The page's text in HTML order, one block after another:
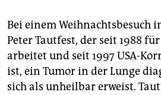
sport
berlin
nord
Bei einem Weihnachtsbesuch
Peter Tautfest, der seit 1988
arbeitet und seit 1997 USA-
ist, ein Tumor in der Lunge
sich als unheilbar erweist.